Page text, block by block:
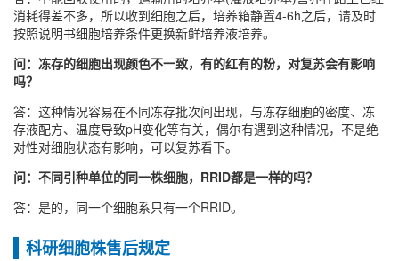
消耗得差不多，所以收到细胞之后，培养箱静置4-6h之后，请及时
按照说明书细胞培养条件更换新鲜培养液培养。
问：冻存的细胞出现颜色不一致，有的红有的粉，对复苏会有影响
吗？
答：这种情况容易在不同冻存批次间出现，与冻存细胞的密度、冻
存液配方、温度导致pH变化等有关，偶尔有遇到这种情况，不是绝
对性对细胞状态有影响，可以复苏看下。
问：不同引种单位的同一株细胞，RRID都是一样的吗？
答：是的，同一个细胞系只有一个RRID。
科研细胞株售后规定